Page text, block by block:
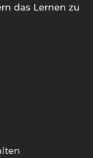
das Lernen zu